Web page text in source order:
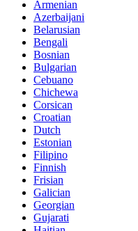
Armenian
Azerbaijani
Belarusian
Bengali
Bosnian
Bulgarian
Cebuano
Chichewa
Corsican
Croatian
Dutch
Estonian
Filipino
Finnish
Frisian
Galician
Georgian
Gujarati